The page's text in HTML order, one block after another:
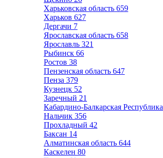
Харьковская область 659
Харьков 627
Дергачи 7
Ярославская область 658
Ярославль 321
Рыбинск 66
Ростов 38
Пензенская область 647
Пенза 379
Кузнецк 52
Заречный 21
Кабардино-Балкарская Республика
Нальчик 356
Прохладный 42
Баксан 14
Алматинская область 644
Каскелен 80